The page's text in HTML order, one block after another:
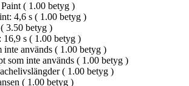
( 1.00 betyg )
4,6 s ( 1.00 betyg )
3.50 betyg )
s ( 1.00 betyg )
inte används ( 1.00 betyg )
som inte används ( 1.00 betyg )
( 1.00 betyg )
( 1.00 betyg )